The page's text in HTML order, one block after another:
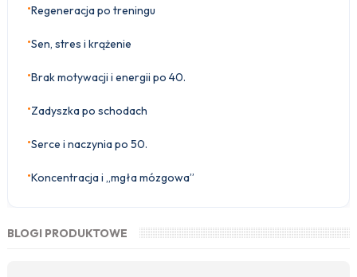
•Regeneracja po treningu
•Sen, stres i krążenie
•Brak motywacji i energii po 40.
•Zadyszka po schodach
•Serce i naczynia po 50.
•Koncentracja i „mgła mózgowa”
BLOGI PRODUKTOWE